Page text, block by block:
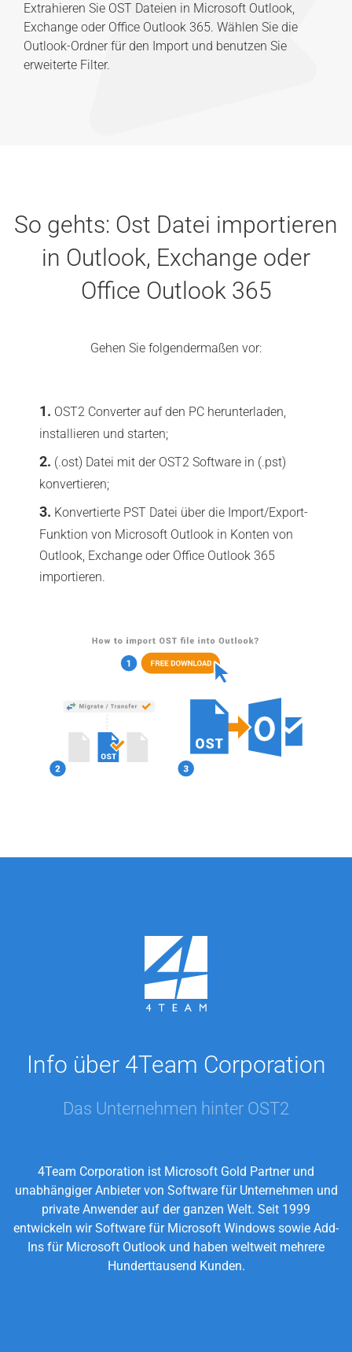
Extrahieren Sie OST Dateien in Microsoft Outlook,
Exchange oder Office Outlook 365. Wählen Sie die
Outlook-Ordner für den Import und benutzen Sie
erweiterte Filter.
So gehts: Ost Datei importieren
in Outlook, Exchange oder
Office Outlook 365
Gehen Sie folgendermaßen vor:
OST2 Converter auf den PC herunterladen,
installieren und starten;
(.ost) Datei mit der OST2 Software in (.pst)
konvertieren;
Konvertierte PST Datei über die Import/Export-
Funktion von Microsoft Outlook in Konten von
Outlook, Exchange oder Office Outlook 365
importieren.
Info über 4Team Corporation
Das Unternehmen hinter OST2
4Team Corporation ist Microsoft Gold Partner und
unabhängiger Anbieter von Software für Unternehmen und
private Anwender auf der ganzen Welt. Seit 1999
entwickeln wir Software für Microsoft Windows sowie Add-
Ins für Microsoft Outlook und haben weltweit mehrere
Hunderttausend Kunden.